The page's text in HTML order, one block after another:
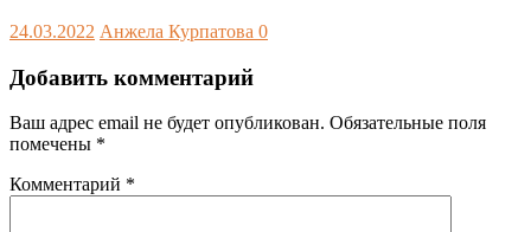
24.03.2022 Анжела Курпатова 0
Добавить комментарий
Ваш адрес email не будет опубликован. Обязательные поля
помечены *
Комментарий *